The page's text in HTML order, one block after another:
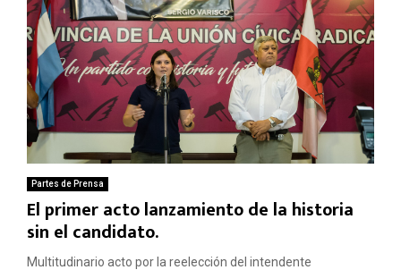
Partes de Prensa
El primer acto lanzamiento de la historia
sin el candidato.
Multitudinario acto por la reelección del intendente